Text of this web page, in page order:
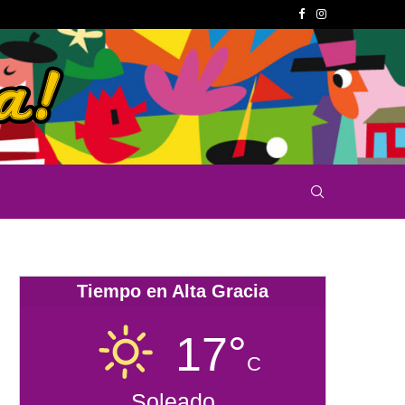
Tiempo en Alta Gracia
17°C